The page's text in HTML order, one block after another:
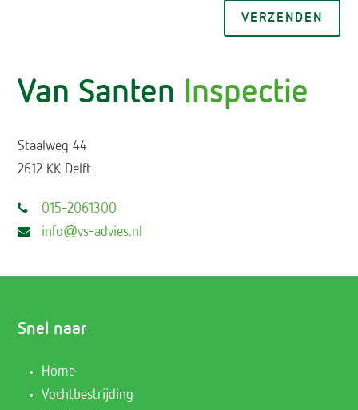
Van Santen Inspectie
Staalweg 44
2612 KK Delft
015-2061300
info@vs-advies.nl
Snel naar
Home
Vochtbestrijding